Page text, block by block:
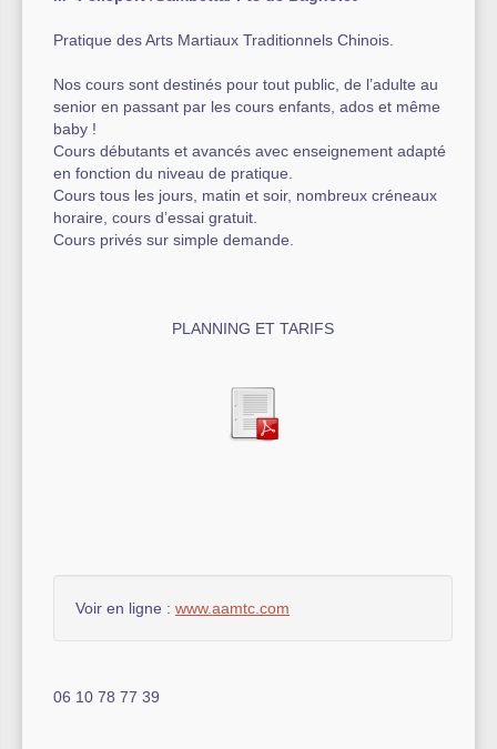
Pratique des Arts Martiaux Traditionnels Chinois.
Nos cours sont destinés pour tout public, de l’adulte au
senior en passant par les cours enfants, ados et même
baby !
Cours débutants et avancés avec enseignement adapté
en fonction du niveau de pratique.
Cours tous les jours, matin et soir, nombreux créneaux
horaire, cours d’essai gratuit.
Cours privés sur simple demande.
PLANNING ET TARIFS
Voir en ligne : www.aamtc.com
06 10 78 77 39